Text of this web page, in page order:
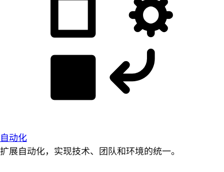
自动化
扩展自动化，实现技术、团队和环境的统一。